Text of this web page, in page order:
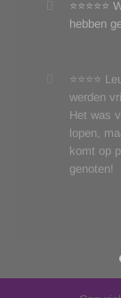
hebben
⭐⭐⭐⭐
werden
Het was
lopen,
komt op
genoten!